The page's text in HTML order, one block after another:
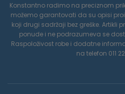
Konstantno radimo na preciznom
možemo garantovati da su opisi
koji drugi sadržaji bez greške. Artikli
ponude i ne podrazumeva se
Raspoloživost robe i dodatne
na telefon 011